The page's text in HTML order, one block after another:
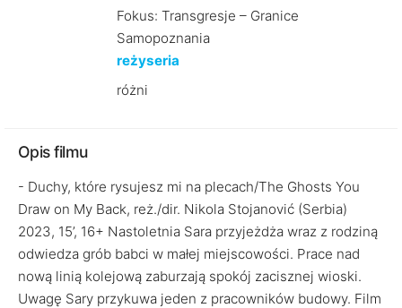
Fokus: Transgresje – Granice
Samopoznania
reżyseria
różni
Opis filmu
- Duchy, które rysujesz mi na plecach/The Ghosts You
Draw on My Back, reż./dir. Nikola Stojanović (Serbia)
2023, 15’, 16+ Nastoletnia Sara przyjeżdża wraz z rodziną
odwiedza grób babci w małej miejscowości. Prace nad
nową linią kolejową zaburzają spokój zacisznej wioski.
Uwagę Sary przykuwa jeden z pracowników budowy. Film